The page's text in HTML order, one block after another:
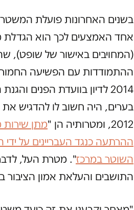
בשנים האחרונות פועלת
אחד האמצעים לכך הוא הגדלת
(המחויבים באישור של שופט),
ההתמודדות עם הפשיעה
2014 לדיון בוועדת הפנים
בערים, היה חשוב לו להדגיש
2012, ומטרותיה הן "
מתן
ההרתעה כנגד העבריינים על ידי
השוטר במרכז". מטרת העל,
התושבים והעלאת אמון